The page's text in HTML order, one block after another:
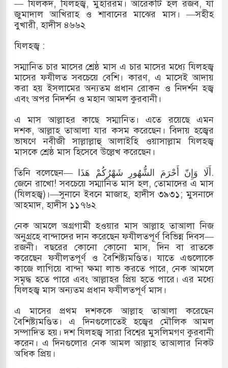
ঝুঁকিতে জরুরি
ফুঁসে উঠেছে তিস্তা
— যিলকদ, যিলহজ্ব, মুহাররম। আরেকটি হল রজব, যা
জুমাদাল আখিরাহ ও শাবানের মাঝের মাস। —সহীহ
বুখারী, হাদীস ৪৬৬২
যিলহজ্ব :
সম্মানিত চার মাসের শ্রেষ্ঠ মাস এ চার মাসের মধ্যে যিলহজ্ব
মাসের ফযীলত সবচেয়ে বেশি। কারণ, এ মাসেই আদায়
করা হয় ইসলামের অন্যতম প্রধান রোকন ও নিদর্শন হজ্ব
এবং অপর নিদর্শন ও মহান আমল কুরবানী।
এ মাস আল্লাহর কাছে সম্মানিত। এতে রয়েছে এমন
দশক, আল্লাহ তাআলা যার কসম করেছেন। বিদায় হজ্বের
ভাষণে নবীজী সাল্লাল্লাহু আলাইহি ওয়াসাল্লাম যিলহজ্ব
মাসকে শ্রেষ্ঠ মাস হিসেবে উল্লেখ করেছেন।
তিনি বলেছেন— أَلَا وَإِنّ أَحْرَمَ الشُّهُورِ شَهْرُكُمْ هَذَا.
জেনে রাখো! সবচেয়ে সম্মানিত মাস হল, তোমাদের এ মাস
(যিলহজ্ব)।—সুনানে ইবনে মাজাহ, হাদীস ৩৯৩১; মুসনাদে
আহমাদ, হাদীস ১১৭৬২
নেক আমলে অগ্রগামী হওয়ার মাস আল্লাহ তাআলা নিজ
অনুগ্রহে বান্দাদের দান করেছেন ফযীলতপূর্ণ বিভিন্ন দিবস—
রজনী। বছরের কোনো কোনো মাস, দিন বা রাতকে
করেছেন ফযীলতপূর্ণ ও বৈশিষ্ট্যমণ্ডিত। যাতে এগুলোকে
কাজে লাগিয়ে বান্দা ক্ষমা লাভ করতে পারে, নেক আমলে
সমৃদ্ধ হতে পারে এবং আল্লাহর প্রিয় হতে পারে। এর মধ্যে
যিলহজ্ব মাস অন্যতম প্রধান ফযীলতপূর্ণ মাস।
এ মাসের প্রথম দশককে আল্লাহ তাআলা করেছেন
বৈশিষ্ট্যমণ্ডিত। এ দিনগুলোতেই হজ্বের মৌলিক আমল
সম্পাদিত হয়। দশ যিলহজ্ব সারা বিশ্বের মুসলিমগণ কুরবানী
করেন। এ দিনগুলোর নেক আমল আল্লাহ তাআলার নিকট
অধিক প্রিয়।